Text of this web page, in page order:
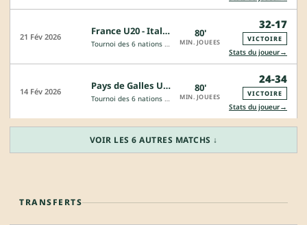
21 Fév 2026 France U20 - Italie U20
Tournoi des 6 nations - 20 ans
80'
MIN. JOUEES
32-17
VICTOIRE
Stats du joueur→
14 Fév 2026 Pays de Galles U20 - France U20
Tournoi des 6 nations - 20 ans
80'
MIN. JOUEES
24-34
VICTOIRE
Stats du joueur→
VOIR LES 6 AUTRES MATCHS ↓
TRANSFERTS